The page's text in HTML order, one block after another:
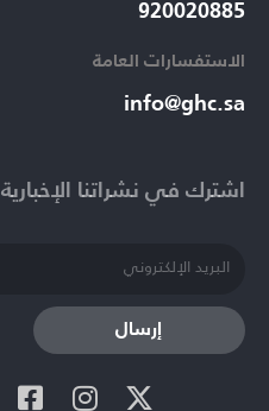
اشترك في نشراتنا الإخبارية​
إرسال
920020885​
الاستفسارات العامة ​
info@ghc.sa​